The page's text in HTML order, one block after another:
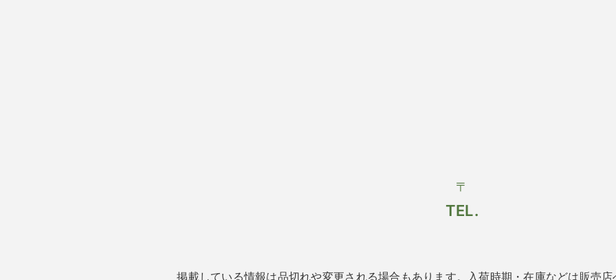
〒
TEL.
掲載している情報は品切れや変更される場合もあります。入荷時期・在庫などは販売店